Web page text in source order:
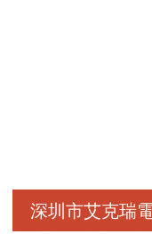
深圳市艾克瑞